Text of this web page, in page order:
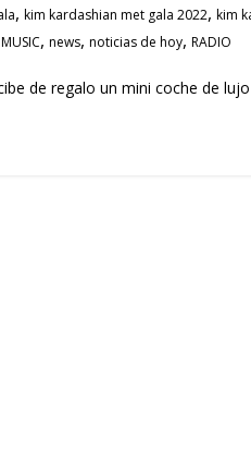
, kim kardashian met gala 2022, kim
MUSIC, news, noticias de hoy, RADIO
de regalo un mini coche de